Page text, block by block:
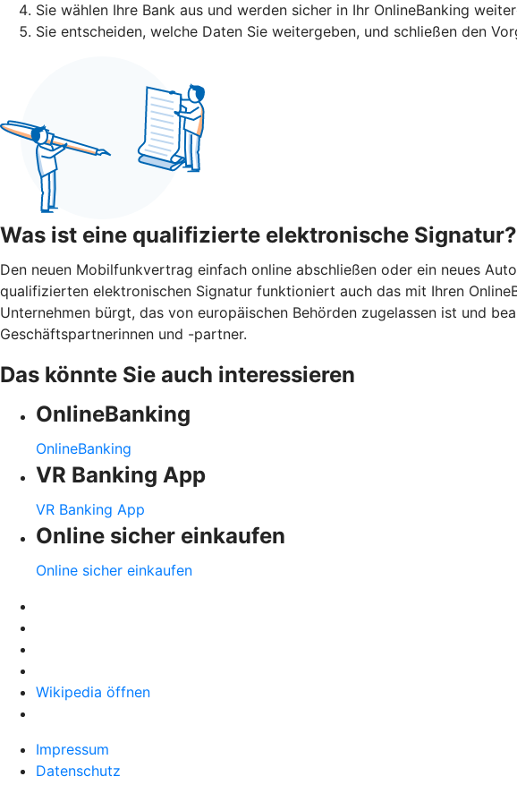
Sie wählen Ihre Bank aus und werden sicher in Ihr OnlineBanking
Sie entscheiden, welche Daten Sie weitergeben, und schließen den
Was ist eine qualifizierte elektronische Signatur?
Den neuen Mobilfunkvertrag einfach online abschließen oder ein neues
qualifizierten elektronischen Signatur funktioniert auch das mit Ihren
Unternehmen bürgt, das von europäischen Behörden zugelassen ist und
Geschäftspartnerinnen und -partner.
Das könnte Sie auch interessieren
OnlineBanking
OnlineBanking
VR Banking App
VR Banking App
Online sicher einkaufen
Online sicher einkaufen
Wikipedia öffnen
Impressum
Datenschutz